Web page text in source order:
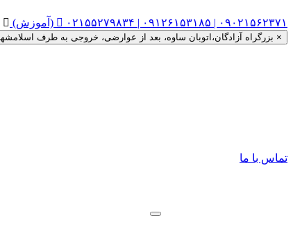
 ۰۲۱۵۵۲۷۹۸۳۴ | ۰۹۱۲۶۱۵۳۱۸۵ | ۰۹۰۲۱۵۶۲۳۷۱ (آموزش) 
× بزرگراه آزادگان،اتوبان ساوه، بعد از عوارضی، خروجی به طرف اسلامشهر (زیر گذر را دور زده،
تماس با ما